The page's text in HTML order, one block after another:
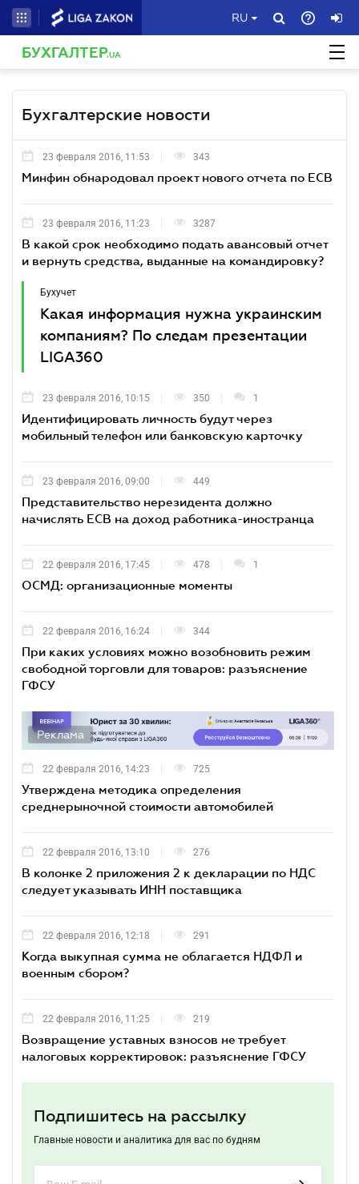
RU
БУХГАЛТЕР.UA
Бухгалтерские новости
23 февраля 2016, 11:53 343
Минфин обнародовал проект нового отчета по ЕСВ
23 февраля 2016, 11:23 3287
В какой срок необходимо подать авансовый отчет
и вернуть средства, выданные на командировку?
Бухучет
Какая информация нужна украинским
компаниям? По следам презентации
LIGA360
23 февраля 2016, 10:15 350 1
Идентифицировать личность будут через
мобильный телефон или банковскую карточку
23 февраля 2016, 09:00 449
Представительство нерезидента должно
начислять ЕСВ на доход работника-иностранца
22 февраля 2016, 17:45 478 1
ОСМД: организационные моменты
22 февраля 2016, 16:24 344
При каких условиях можно возобновить режим
свободной торговли для товаров: разъяснение
ГФСУ
Реклама
22 февраля 2016, 14:23 725
Утверждена методика определения
среднерыночной стоимости автомобилей
22 февраля 2016, 13:10 276
В колонке 2 приложения 2 к декларации по НДС
следует указывать ИНН поставщика
22 февраля 2016, 12:18 291
Когда выкупная сумма не облагается НДФЛ и
военным сбором?
22 февраля 2016, 11:25 219
Возвращение уставных взносов не требует
налоговых корректировок: разъяснение ГФСУ
Подпишитесь на рассылку
Главные новости и аналитика для вас по будням